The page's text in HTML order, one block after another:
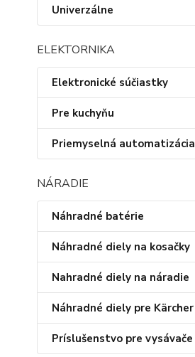
Univerzálne
ELEKTORNIKA
Elektronické súčiastky
Pre kuchyňu
Priemyselná automatizácia
NÁRADIE
Náhradné batérie
Náhradné diely na kosačky
Nahradné diely na náradie
Náhradné diely pre Kärcher
Príslušenstvo pre vysávače